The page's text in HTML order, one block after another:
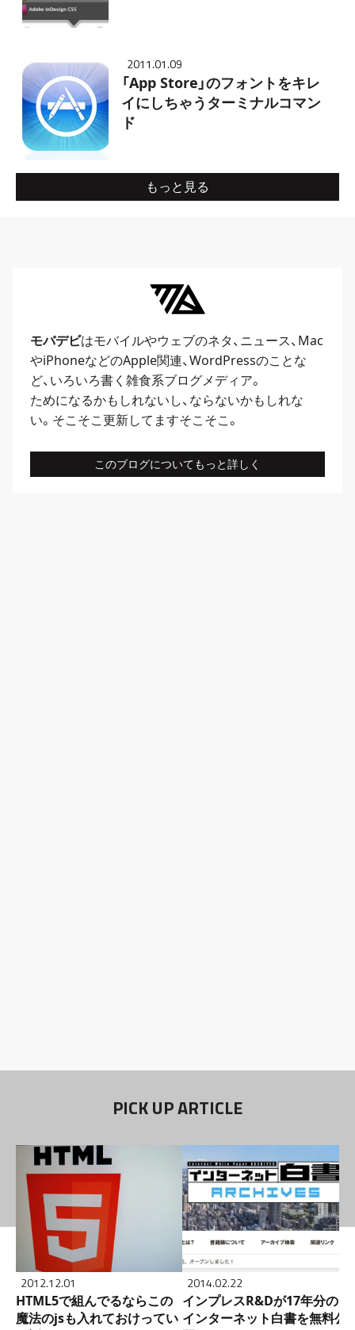
2011.01.09
「App Store」のフォントをキレ
イにしちゃうターミナルコマン
ド
もっと見る
モバデビはモバイルやウェブのネタ、 ニュース、 Mac
やiPhoneなどのApple関連、WordPressのことな
ど、いろいろ書く雑食系ブログメディア。
ためになるかもしれないし、ならないかもしれな
い。そこそこ更新してますそこそこ。
このブログについてもっと詳しく
PICK UP ARTICLE
2012.12.01
HTML5で組んでるならこの
魔法のjsも入れておけってい
2014.02.22
インプレスR&Dが17年分の
インターネット白書を無料公